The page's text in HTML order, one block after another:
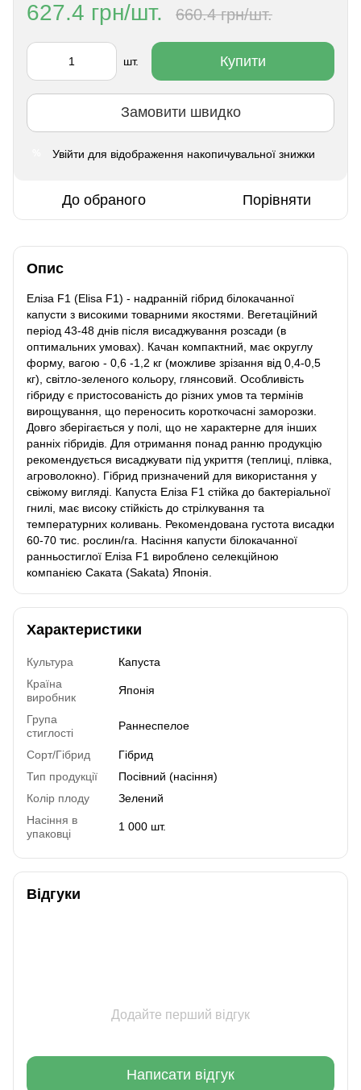
627.4 грн/шт. 660.4 грн/шт.
шт. Купити
Замовити швидко
Увійти для відображення накопичувальної знижки
До обраного Порівняти
Опис
Еліза F1 (Elisa F1) - надранній гібрид білокачанної
капусти з високими товарними якостями. Вегетаційний
період 43-48 днів після висаджування розсади (в
оптимальних умовах). Качан компактний, має округлу
форму, вагою - 0,6 -1,2 кг (можливе зрізання від 0,4-0,5
кг), світло-зеленого кольору, глянсовий. Особливість
гібриду є пристосованість до різних умов та термінів
вирощування, що переносить короткочасні заморозки.
Довго зберігається у полі, що не характерне для інших
ранніх гібридів. Для отримання понад ранню продукцію
рекомендується висаджувати під укриття (теплиці, плівка,
агроволокно). Гібрид призначений для використання у
свіжому вигляді. Капуста Еліза F1 стійка до бактеріальної
гнилі, має високу стійкість до стрілкування та
температурних коливань. Рекомендована густота висадки
60-70 тис. рослин/га. Насіння капусти білокачанної
ранньостиглої Еліза F1 вироблено селекційною
компанією Саката (Sakata) Японія.
Характеристики
Культура
Капуста
Країна
виробник
Японія
Група
стиглості
Раннеспелое
Сорт/Гібрид
Гібрид
Тип продукції
Посівний (насіння)
Колір плоду
Зелений
Насіння в
упаковці
1 000 шт.
Відгуки
Додайте перший відгук
Написати відгук